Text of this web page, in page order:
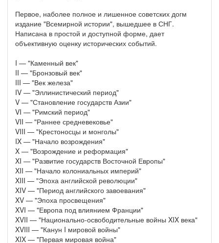
Первое, наболее полное и лишенное советских догм
издание "Всемирной истории", вышедшее в СНГ.
Написана в простой и доступной форме, дает
объективную оценку исторических событий.
I — "Каменный век"
II — "Бронзовый век"
III — "Век железа"
IV — "Эллинистический период"
V — "Становление государств Азии"
VI — "Римский период"
VII — "Раннее средневековье"
VIII — "Крестоносцы и монголы"
IX — "Начало возрождения"
X — "Возрождение и реформация"
XI — "Развитие государств Восточной Европы"
XII — "Начало колониальных империй"
XIII — "Эпоха английской революции"
XIV — "Период английского завоевания"
XV — "Эпоха просвещения"
XVI — "Европа под влиянием Франции"
XVII — "Национально-освободительные войны XIX века"
XVIII — "Канун I мировой войны"
XIX — "Первая мировая война"